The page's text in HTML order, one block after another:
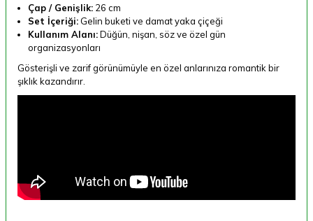
Çap / Genişlik: 26 cm
Set İçeriği: Gelin buketi ve damat yaka çiçeği
Kullanım Alanı:Düğün, nişan, söz ve özel gün
organizasyonları
Gösterişli ve zarif görünümüyle en özel anlarınıza romantik bir
şıklık kazandırır.